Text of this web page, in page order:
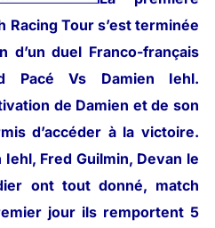
Tour s’est terminée
d’un duel Franco-français
Pacé Vs Damien Iehl.
de Damien et de son
d’accéder à la victoire.
Fred Guilmin, Devan le
ont tout donné, match
jour ils remportent 5